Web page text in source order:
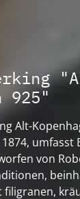
925"
Alt-
umfasst
von
filigranen,